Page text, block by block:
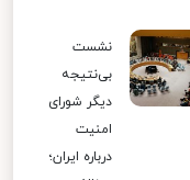
نشست
بی‌نتیجه
دیگر شورای
امنیت
درباره ایران؛